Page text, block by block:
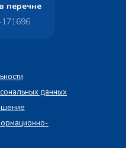
данных
перечне